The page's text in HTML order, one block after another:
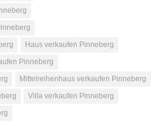
Haus verkaufen Pinneberg
Pinneberg
Mittelreihenhaus verkaufen Pinneberg
Villa verkaufen Pinneberg